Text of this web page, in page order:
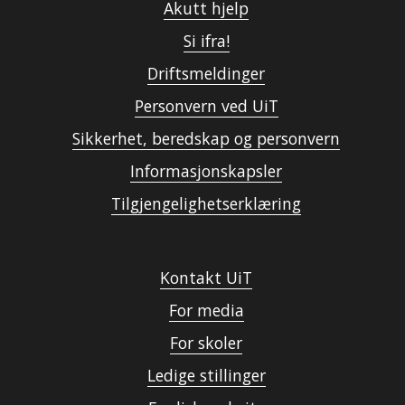
Akutt hjelp
Si ifra!
Driftsmeldinger
Personvern ved UiT
Sikkerhet, beredskap og personvern
Informasjonskapsler
Tilgjengelighetserklæring
Kontakt UiT
For media
For skoler
Ledige stillinger